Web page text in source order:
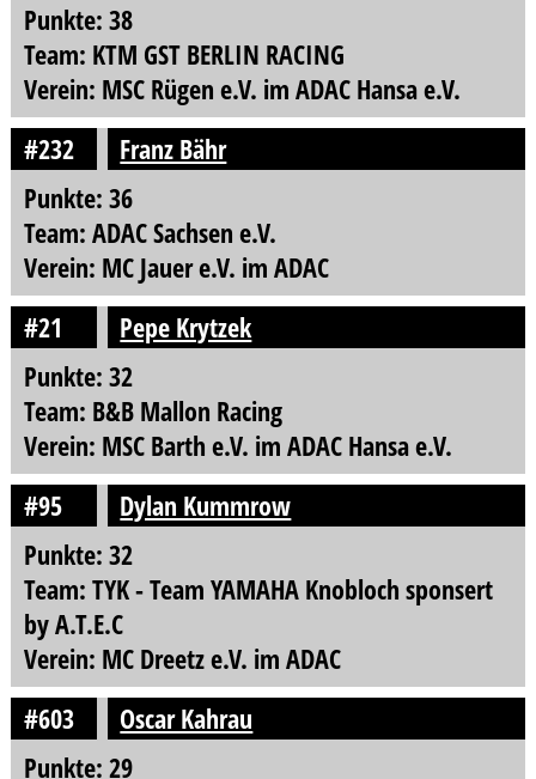
Punkte: 38
Team: KTM GST BERLIN RACING
Verein: MSC Rügen e.V. im ADAC Hansa e.V.
#232
Franz Bähr
Punkte: 36
Team: ADAC Sachsen e.V.
Verein: MC Jauer e.V. im ADAC
#21
Pepe Krytzek
Punkte: 32
Team: B&B Mallon Racing
Verein: MSC Barth e.V. im ADAC Hansa e.V.
#95
Dylan Kummrow
Punkte: 32
Team: TYK - Team YAMAHA Knobloch sponsert
by A.T.E.C
Verein: MC Dreetz e.V. im ADAC
#603
Oscar Kahrau
Punkte: 29